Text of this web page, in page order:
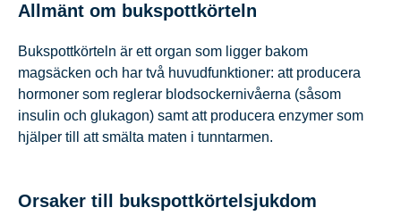
Allmänt om bukspottkörteln
Bukspottkörteln är ett organ som ligger bakom
magsäcken och har två huvudfunktioner: att producera
hormoner som reglerar blodsockernivåerna (såsom
insulin och glukagon) samt att producera enzymer som
hjälper till att smälta maten i tunntarmen.
Orsaker till bukspottkörtelsjukdom